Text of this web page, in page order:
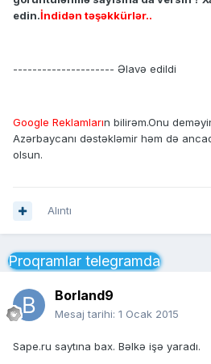
edin.İndidən təşəkkürlər..
--------------------- Əlavə edildi
Google Reklamların bilirəm.Onu
Azərbaycanı dəstəkləmir həm də
olsun.
Alıntı
Proqramlar telegramda
Borland9
Mesaj tarihi: 1 Ocak 2015
Sape.ru saytına bax. Bəlkə işə yaradı.